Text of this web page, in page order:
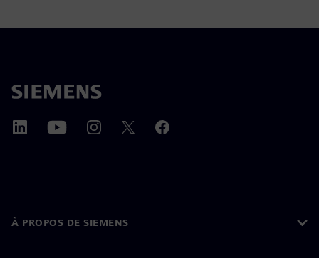
À PROPOS DE SIEMENS